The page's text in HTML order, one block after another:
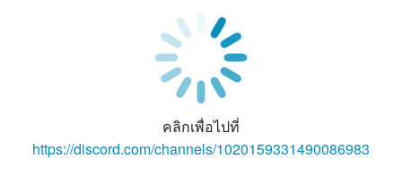
คลิกเพื่อไปที่
https://discord.com/channels/1020159331490086983